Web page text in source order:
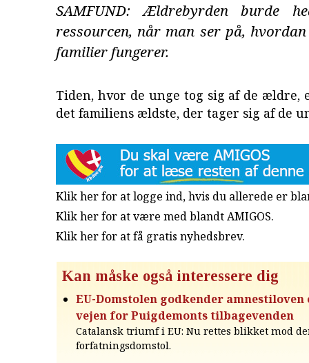
SAMFUND: Ældrebyrden burde
ressourcen, når man ser på,
familier fungerer.
Tiden, hvor de unge tog sig af de ældre,
det familiens ældste, der tager sig af de
Klik her for at logge ind, hvis du allerede er
Klik her for at være med blandt AMIGOS.
Klik her for at få gratis nyhedsbrev.
Kan måske også interessere dig
EU-Domstolen godkender
vejen for Puigdemonts tilbagevenden
Catalansk triumf i EU: Nu rettes blikket mod
forfatningsdomstol.